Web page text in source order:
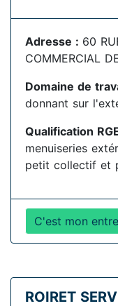
Adresse : 60
COMMERCIAL
Domaine de
donnant sur
Qualification
menuiseries
petit collectif et
C'est mon
ROIRET